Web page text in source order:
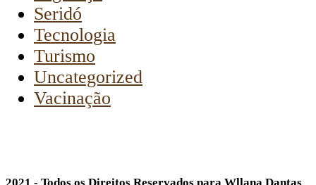
Seridó
Tecnologia
Turismo
Uncategorized
Vacinação